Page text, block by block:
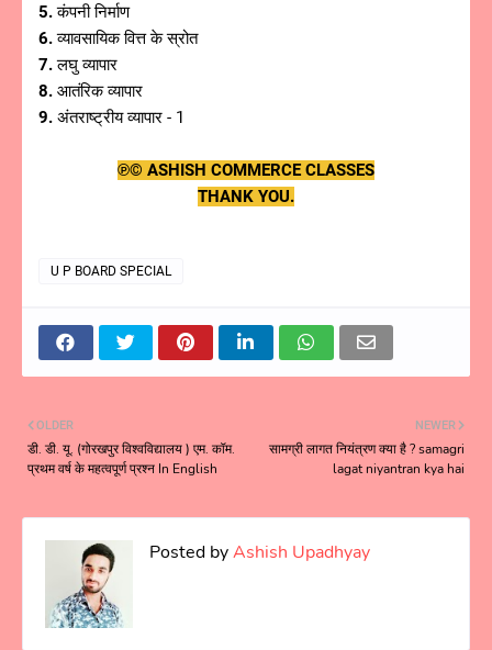
5.कंपनी निर्माण
6.व्यावसायिक वित्त के स्रोत
7.लघु व्यापार
8. आतंरिक व्यापार
9. अंतराष्ट्रीय व्यापार - 1
℗© ASHISH COMMERCE CLASSES
THANK YOU.
U P BOARD SPECIAL
NEWER
सामग्री लागत नियंत्रण क्या है ? samagri
lagat niyantran kya hai
OLDER
डी. डी. यू. (गोरखपुर विश्वविद्यालय ) एम. कॉम.
प्रथम वर्ष के महत्वपूर्ण प्रश्न In English
Posted byAshish Upadhyay